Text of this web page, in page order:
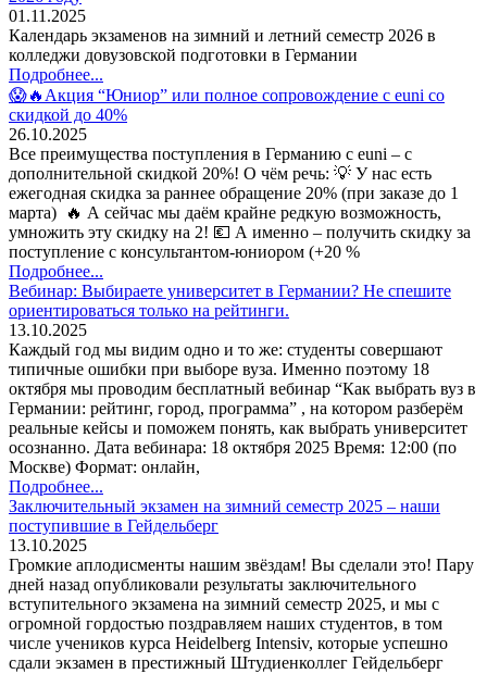
01.11.2025
Календарь экзаменов на зимний и летний семестр 2026 в
колледжи довузовской подготовки в Германии
Подробнее...
😱🔥Акция “Юниор” или полное сопровождение с euni со
скидкой до 40%
26.10.2025
Все преимущества поступления в Германию с euni – с
дополнительной скидкой 20%! О чём речь: 💡 У нас есть
ежегодная скидка за раннее обращение 20% (при заказе до 1
марта) 🔥 А сейчас мы даём крайне редкую возможность,
умножить эту скидку на 2! 💶 А именно – получить скидку за
поступление с консультантом-юниором (+20 %
Подробнее...
Вебинар: Выбираете университет в Германии? Не спешите
ориентироваться только на рейтинги.
13.10.2025
Каждый год мы видим одно и то же: студенты совершают
типичные ошибки при выборе вуза. Именно поэтому 18
октября мы проводим бесплатный вебинар “Как выбрать вуз в
Германии: рейтинг, город, программа” , на котором разберём
реальные кейсы и поможем понять, как выбрать университет
осознанно. Дата вебинара: 18 октября 2025 Время: 12:00 (по
Москве) Формат: онлайн,
Подробнее...
Заключительный экзамен на зимний семестр 2025 – наши
поступившие в Гейдельберг
13.10.2025
Громкие аплодисменты нашим звёздам! Вы сделали это! Пару
дней назад опубликовали результаты заключительного
вступительного экзамена на зимний семестр 2025, и мы с
огромной гордостью поздравляем наших студентов, в том
числе учеников курса Heidelberg Intensiv, которые успешно
сдали экзамен в престижный Штудиенколлег Гейдельберг